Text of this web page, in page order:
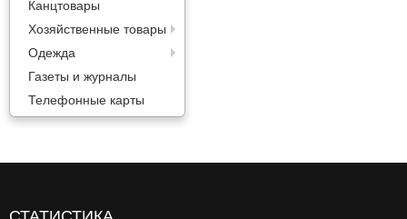
Канцтовары
Хозяйственные товары
Одежда
Газеты и журналы
Телефонные карты
Паста